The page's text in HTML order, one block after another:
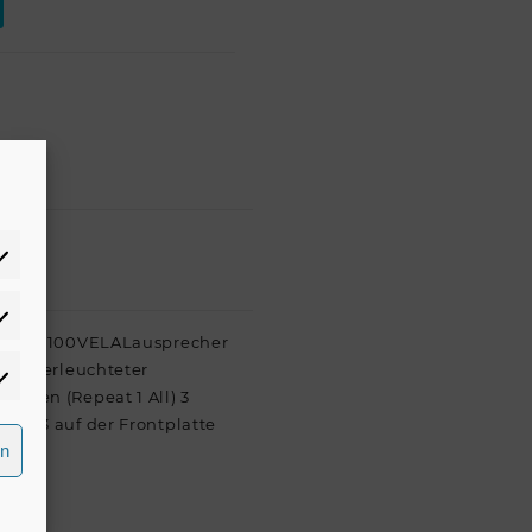
100VELALausprecher
hinterleuchteter
(Repeat 1 All) 3
3 auf der Frontplatte